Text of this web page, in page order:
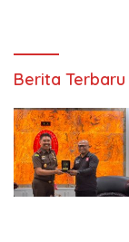
e
m
a
r
a
k
Berita Terbaru